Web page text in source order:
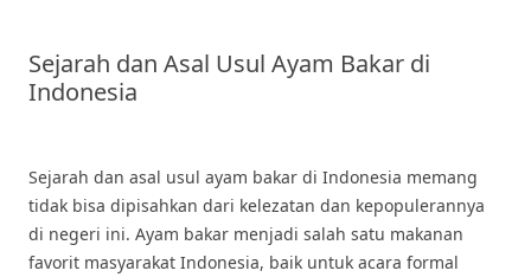
Sejarah dan Asal Usul Ayam Bakar di
Indonesia
Sejarah dan asal usul ayam bakar di Indonesia memang
tidak bisa dipisahkan dari kelezatan dan kepopulerannya
di negeri ini. Ayam bakar menjadi salah satu makanan
favorit masyarakat Indonesia, baik untuk acara formal